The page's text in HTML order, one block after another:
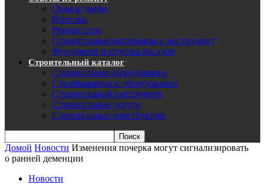
Окна и двери
Потолки
Ремонт стен
Строительные материалы и инструмент
Фундамент и отделка фасадов
Строительный каталог
Строительное оборудование
Строймашины и оборудование
Строительный инструмент
Строительные услуги
Строительные конструкции
Домой Новости Изменения почерка могут сигнализировать
о ранней деменции
Новости